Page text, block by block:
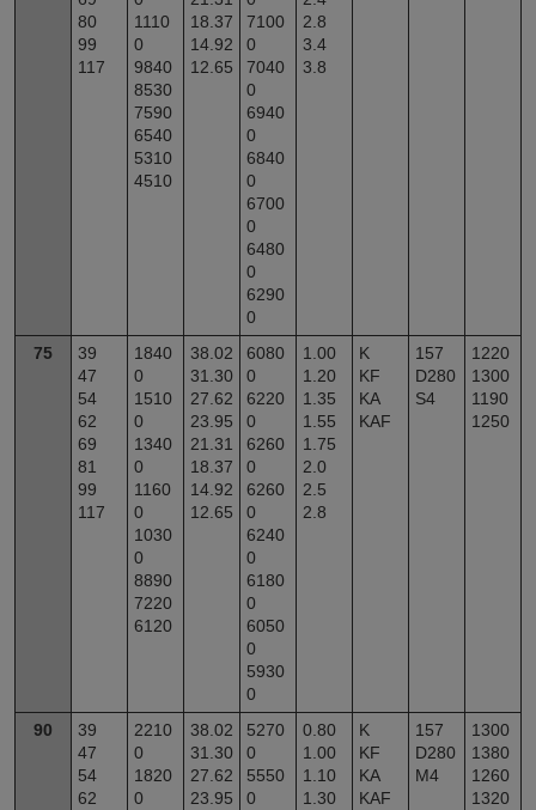
80
99
117
1110
0
9840
8530
7590
6540
5310
4510
18.37
14.92
12.65
7100
0
7040
0
6940
0
6840
0
6700
0
6480
0
6290
0
2.8
3.4
3.8
75
39
47
54
62
69
81
99
117
1840
0
1510
0
1340
0
1160
0
1030
0
8890
7220
6120
38.02
31.30
27.62
23.95
21.31
18.37
14.92
12.65
6080
0
6220
0
6260
0
6260
0
6240
0
6180
0
6050
0
5930
0
1.00
1.20
1.35
1.55
1.75
2.0
2.5
2.8
K
KF
KA
KAF
157
D280
S4
1220
1300
1190
1250
90
39
47
54
62
2210
0
1820
0
38.02
31.30
27.62
23.95
5270
0
5550
0
0.80
1.00
1.10
1.30
K
KF
KA
KAF
157
D280
M4
1300
1380
1260
1320